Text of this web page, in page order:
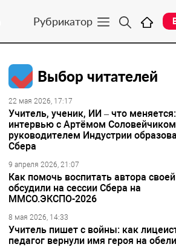
Рубрикатор
Выбор читателей
22 мая 2026, 17:17
Учитель, ученик, ИИ – что меняется:
интервью с Артёмом
руководителем Индустрии
Сбера
9 апреля 2026, 21:07
Как помочь воспитать автора
обсудили на сессии Сбера на
ММСО.ЭКСПО-2026
8 мая 2026, 14:33
Учитель пишет с войны: как
педагог вернули имя героя на